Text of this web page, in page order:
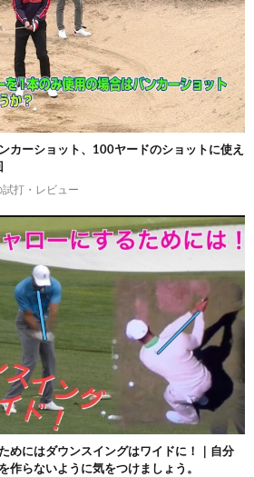
カーショット、100ヤードのショットに使え
試打・レビュー
めにはダウンスイングはワイドに！｜自分
作らないように気をつけましょう。